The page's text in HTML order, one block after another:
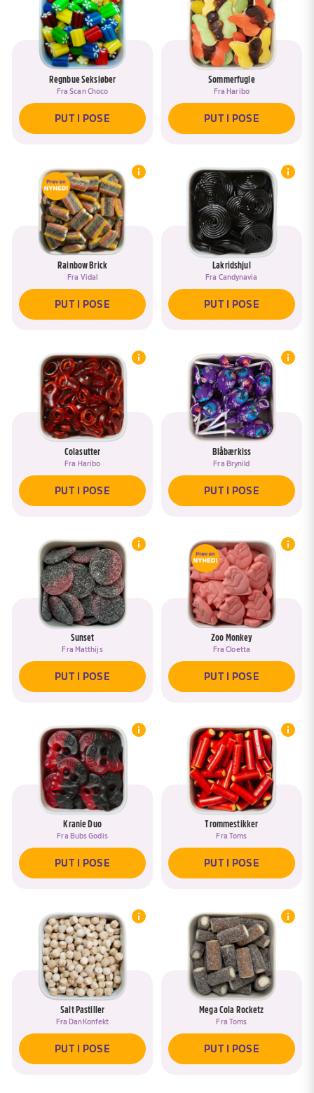
Regnbue Seksløber
FraScan Choco
PUT I POSE
Sommerfugle
Fra Haribo
PUT I POSE
Rainbow Brick
Fra Vidal
PUT I POSE
Lakridshjul
Fra Candynavia
PUT I POSE
Colasutter
Fra Haribo
PUT I POSE
Blåbærkiss
Fra Brynild
PUT I POSE
Sunset
Fra Matthijs
PUT I POSE
Zoo Monkey
FraCloetta
PUT I POSE
Kranie Duo
Fra Bubs Godis
PUT I POSE
Trommestikker
Fra Toms
PUT I POSE
Salt Pastiller
Fra DanKonfekt
PUT I POSE
Mega Cola Rocketz
Fra Toms
PUT I POSE
JA, TILFØJ TIL <SPAN DATA-ASK-
RENAME-TITLE>{{POSE}}</SPAN>
NEJ, NAVNGIV EN NY POSE